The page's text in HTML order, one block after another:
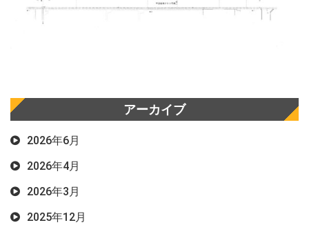
アーカイブ
2026年6月
2026年4月
2026年3月
2025年12月